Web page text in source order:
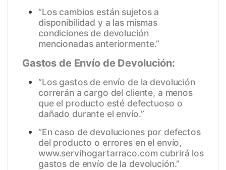
“Los cambios están sujetos a
disponibilidad y a las mismas
condiciones de devolución
mencionadas anteriormente.”
Gastos de Envío de Devolución:
“Los gastos de envío de la devolución
correrán a cargo del cliente, a menos
que el producto esté defectuoso o
dañado durante el envío.”
“En caso de devoluciones por defectos
del producto o errores en el envío,
www.servihogartarraco.comcubrirá los
gastos de envío de la devolución.”